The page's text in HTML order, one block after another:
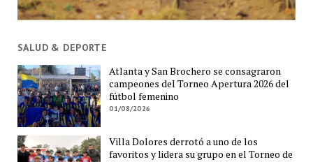
SALUD & DEPORTE
Atlanta y San Brochero se consagraron
campeones del Torneo Apertura 2026 del
fútbol femenino
01/08/2026
Villa Dolores derrotó a uno de los
favoritos y lidera su grupo en el Torneo de